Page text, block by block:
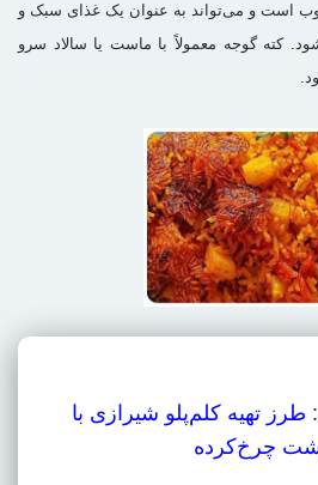
است و می‌تواند به عنوان یک غذای سبک و
کته گوجه معمولاً با ماست یا سالاد سرو
طرز تهیه کلم‌پلو شیرازی با
چرخ‌کرده